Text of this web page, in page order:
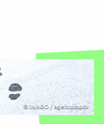
©IMAGO / agefotostock